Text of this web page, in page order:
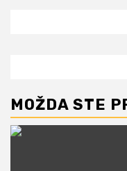
MOŽDA STE